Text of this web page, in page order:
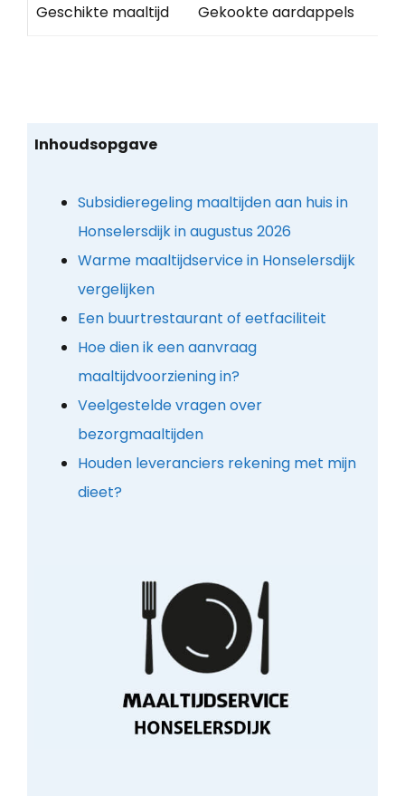
Geschikte maaltijd Gekookte aardappels
Inhoudsopgave
Subsidieregeling maaltijden aan huis in
Honselersdijk in augustus 2026
Warme maaltijdservice in Honselersdijk
vergelijken
Een buurtrestaurant of eetfaciliteit
Hoe dien ik een aanvraag
maaltijdvoorziening in?
Veelgestelde vragen over
bezorgmaaltijden
Houden leveranciers rekening met mijn
dieet?